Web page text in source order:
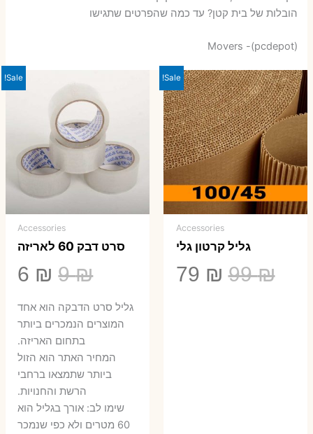
הובלות של בית קטן? עד כמה שהפרטים שתגישו
Movers -(pcdepot)
Sale!
Accessories
גליל קרטון גלי
99₪
המחיר
79 ₪
הנוכחי
Sale!
Accessories
סרט דבק 60 לאריזה
9₪
היה:
9 ₪.
6 ₪
6 ₪.
גליל סרט הדבקה הוא אחד
המוצרים הנמכרים ביותר
בתחום האריזה.
המחיר האתר הוא הזול
ביותר שתמצאו ברחבי
הרשת והחנויות.
שימו לב: אורך בגליל הוא
60 מטרים ולא כפי שנמכר